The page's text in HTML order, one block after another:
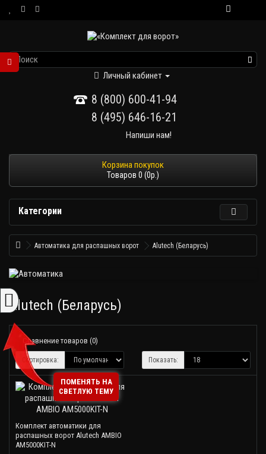
ПОМЕНЯТЬ НА
СВЕТЛУЮ ТЕМУ
Личный кабинет
8 (800) 600-41-94
8 (495) 646-16-21
Напиши нам!
Товаров 0 (0р.)
Категории
Автоматика для распашных ворот Alutech (Беларусь)
Alutech (Беларусь)
Сравнение товаров (0)
Сортировка: Показать:
Комплект автоматики для
распашных ворот Alutech AMBIO
AM5000KIT-N